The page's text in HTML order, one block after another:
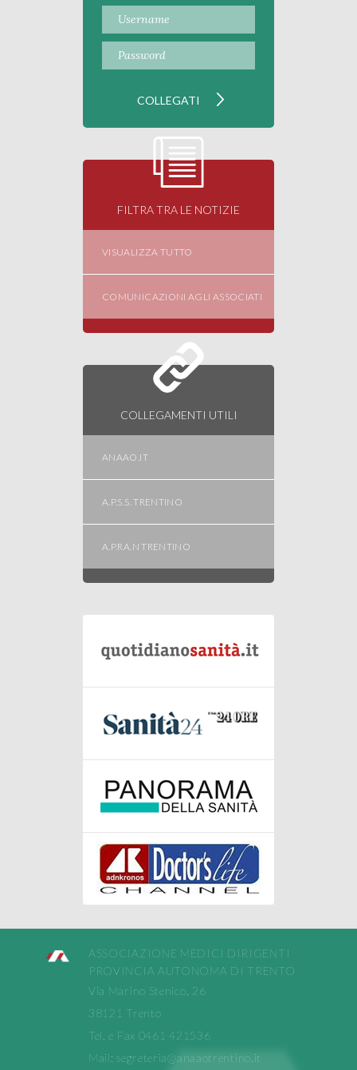
FILTRA TRA LE NOTIZIE
VISUALIZZA TUTTO
COMUNICAZIONI AGLI ASSOCIATI
COLLEGAMENTI UTILI
ANAAO.IT
A.P.S.S. TRENTINO
A.P.RA.N TRENTINO
ASSOCIAZIONE MEDICI DIRIGENTI
PROVINCIA AUTONOMA DI TRENTO
Via Marino Stenico, 26
38121 Trento
Tel. e Fax 0461 421536
Mail:segreteria@anaaotrentino.it